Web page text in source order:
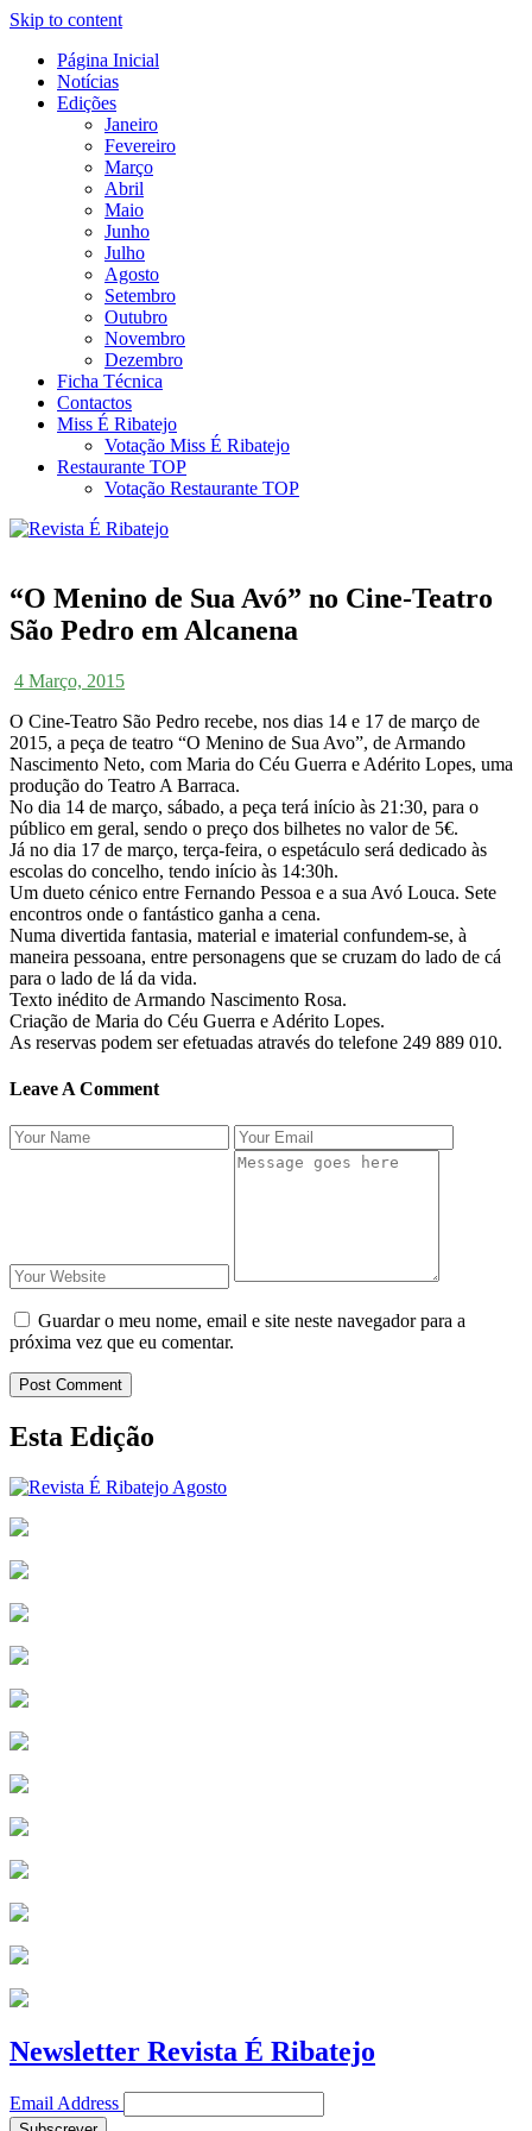
Skip to content
É Ribatejo – Revista Social
Online
Revista Social Online
Página Inicial
Notícias
Edições
Janeiro
Fevereiro
Março
Abril
Maio
Junho
Julho
Agosto
Setembro
Outubro
Novembro
Dezembro
Ficha Técnica
Contactos
Miss É Ribatejo
Votação Miss É Ribatejo
Restaurante TOP
Votação Restaurante TOP
“O Menino de Sua Avó” no Cine-Teatro
São Pedro em Alcanena
4 Março, 2015
O Cine-Teatro São Pedro recebe, nos dias 14 e 17 de março de
2015, a peça de teatro “O Menino de Sua Avo”, de Armando
Nascimento Neto, com Maria do Céu Guerra e Adérito Lopes, uma
produção do Teatro A Barraca.
No dia 14 de março, sábado, a peça terá início às 21:30, para o
público em geral, sendo o preço dos bilhetes no valor de 5€.
Já no dia 17 de março, terça-feira, o espetáculo será dedicado às
escolas do concelho, tendo início às 14:30h.
Um dueto cénico entre Fernando Pessoa e a sua Avó Louca. Sete
encontros onde o fantástico ganha a cena.
Numa divertida fantasia, material e imaterial confundem-se, à
maneira pessoana, entre personagens que se cruzam do lado de cá
para o lado de lá da vida.
Texto inédito de Armando Nascimento Rosa.
Criação de Maria do Céu Guerra e Adérito Lopes.
As reservas podem ser efetuadas através do telefone 249 889 010.
Leave A Comment
Guardar o meu nome, email e site neste navegador para a
próxima vez que eu comentar.
Post Comment
Esta Edição
Newsletter Revista É Ribatejo
Email Address